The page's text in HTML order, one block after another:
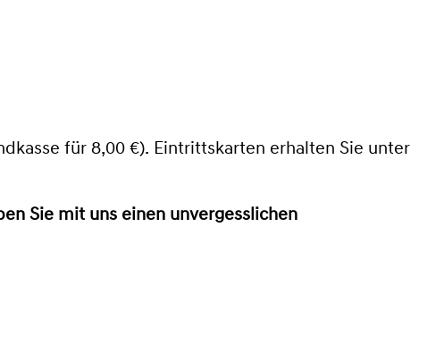
für 8,00 €). Eintrittskarten erhalten Sie unter
Sie mit uns einen unvergesslichen